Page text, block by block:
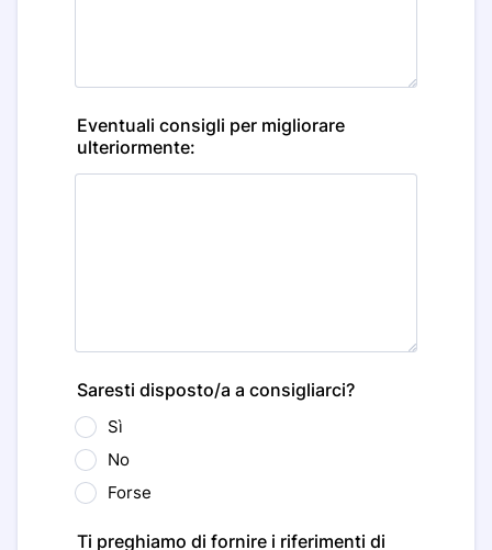
Eventuali consigli per migliorare
ulteriormente:
Saresti disposto/a a consigliarci?
Sì
No
Forse
Ti preghiamo di fornire i riferimenti di